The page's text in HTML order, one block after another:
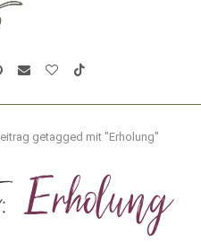
getagged mit "Erholung"
Erholung